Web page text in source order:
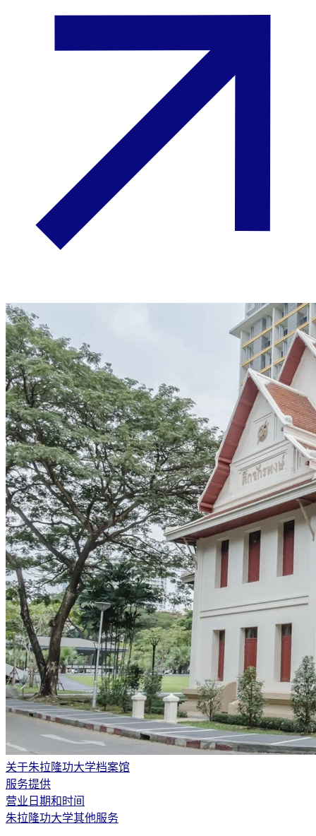
关于朱拉隆功大学档案馆
服务提供
营业日期和时间
朱拉隆功大学其他服务